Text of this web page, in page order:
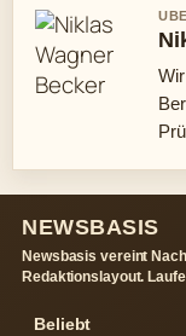
NEWSBASIS
Newsbasis vereint
Redaktionslayout.
Beliebt